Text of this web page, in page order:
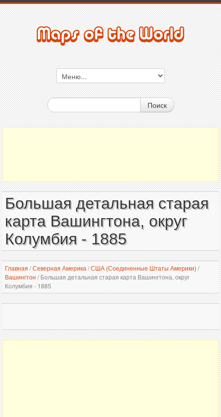
Поиск
Большая детальная старая
карта Вашингтона, округ
Колумбия - 1885
Главная /Северная Америка /США (Соединенные Штаты Америки) /
Вашингтон /Большая детальная старая карта Вашингтона, округ
Колумбия - 1885